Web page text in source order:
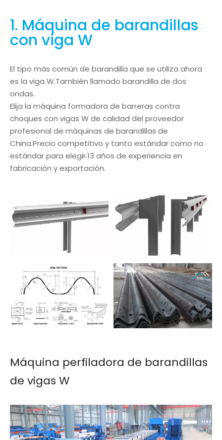
1. Máquina de barandillas
con viga W
El tipo más común de barandilla que se utiliza ahora
es la viga W.También llamado barandilla de dos
ondas.
Elija la máquina formadora de barreras contra
choques con vigas W de calidad del proveedor
profesional de máquinas de barandillas de
China.Precio competitivo y tanto estándar como no
estándar para elegir.13 años de experiencia en
fabricación y exportación.
Máquina perfiladora de barandillas
de vigas W